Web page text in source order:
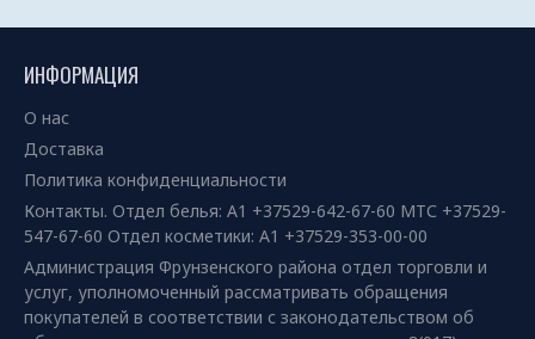
ИНФОРМАЦИЯ
О нас
Доставка
Политика конфиденциальности
Контакты. Отдел белья: А1 +37529-642-67-60 МТС +37529-
547-67-60 Отдел косметики: А1 +37529-353-00-00
Администрация Фрунзенского района отдел торговли и
услуг, уполномоченный рассматривать обращения
покупателей в соответствии с законодательством об